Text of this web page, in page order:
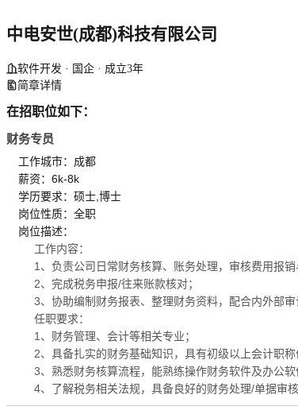
中电安世(成都)科技有限公司
软件开发 · 国企 · 成立3年
简章详情
在招职位如下：
财务专员
工作城市：成都
薪资：6k-8k
学历要求：硕士,博士
岗位性质：全职
岗位描述：
工作内容：
1、负责公司日常财务核算、账务处理，审核费用报销
2、完成税务申报/往来账款核对；
3、协助编制财务报表、整理财务资料，配合内外部审
任职要求：
1、财务管理、会计等相关专业；
2、具备扎实的财务基础知识，具有初级以上会计职称
3、熟悉财务核算流程，能熟练操作财务软件及办公软
4、了解税务相关法规，具备良好的财务处理/单据审核